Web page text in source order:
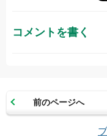
コメントを書く
メールアドレス（半
前のページへ